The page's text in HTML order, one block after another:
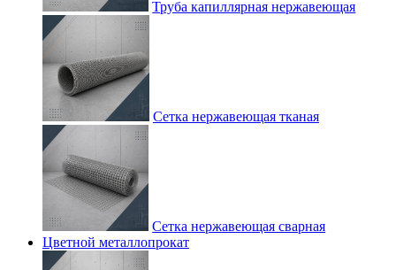
Труба капиллярная нержавеющая
Сетка нержавеющая тканая
Сетка нержавеющая сварная
Цветной металлопрокат